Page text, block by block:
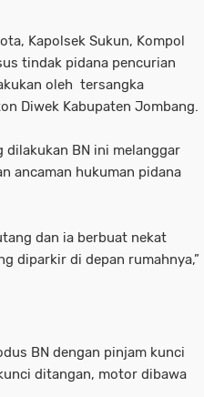
Kapolsek Sukun, Kompol
tindak pidana pencurian
oleh tersangka
Diwek Kabupaten Jombang.
dilakukan BN ini melanggar
ancaman hukuman pidana
dan ia berbuat nekat
diparkir di depan rumahnya,”
BN dengan pinjam kunci
ditangan, motor dibawa